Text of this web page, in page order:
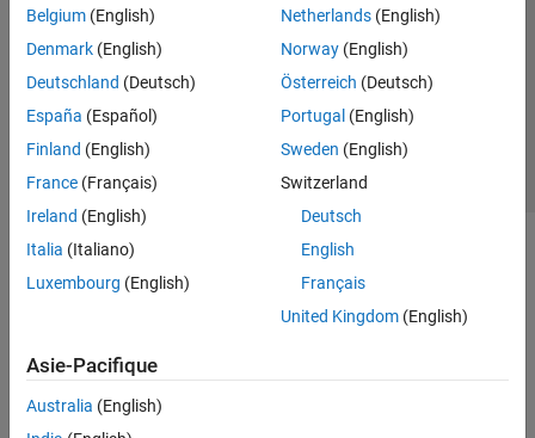
Belgium (English)
Denmark (English)
Deutschland (Deutsch)
España (Español)
Finland (English)
France (Français)
Ireland (English)
Italia (Italiano)
Luxembourg (English)
Netherlands(English)
Norway(English)
Österreich (Deutsch)
Portugal (English)
Sweden (English)
Switzerland
Deutsch
English
Français
United Kingdom(English)
Asie-Pacifique
Australia (English)
Lutte anti-piratage
Contacts locaux
© 1994-2026 The MathWorks, Inc.